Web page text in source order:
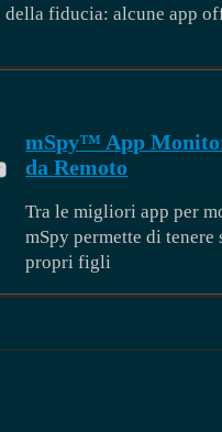
fiducia: alcune app
mSpy™ App
da Remoto
Tra le migliori app per
mSpy permette di
propri figli